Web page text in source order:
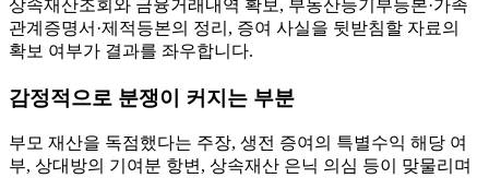
상속재산조회와 금융거래내역 확보, 부동산등기부등본·가족
관계증명서·제적등본의 정리, 증여 사실을 뒷받침할 자료의
확보 여부가 결과를 좌우합니다.
감정적으로 분쟁이 커지는 부분
부모 재산을 독점했다는 주장, 생전 증여의 특별수익 해당 여
부, 상대방의 기여분 항변, 상속재산 은닉 의심 등이 맞물리며